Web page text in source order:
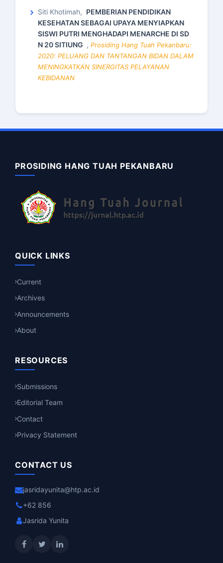
Siti Khotimah, PEMBERIAN PENDIDIKAN
KESEHATAN SEBAGAI UPAYA MENYIAPKAN
SISWI PUTRI MENGHADAPI MENARCHE DI SD
N 20 SITIUNG , Prosiding Hang Tuah Pekanbaru:
2020: PELUANG DAN TANTANGAN BIDAN DALAM
MENINGKATKAN SINERGITAS PELAYANAN
KEBIDANAN
PROSIDING HANG TUAH PEKANBARU
QUICK LINKS
Current
Archives
Announcements
About
RESOURCES
Submissions
Editorial Team
Contact
Privacy Statement
CONTACT US
jasridayunita@htp.ac.id
+62 856
Jasrida Yunita